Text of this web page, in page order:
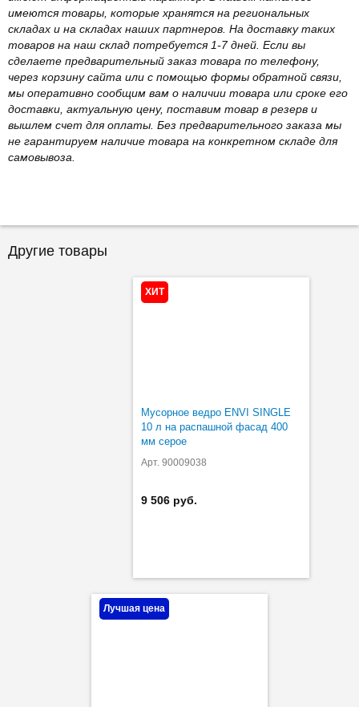
имеются товары, которые хранятся на региональных
складах и на складах наших партнеров. На доставку таких
товаров на наш склад потребуется 1-7 дней. Если вы
сделаете предварительный заказ товара по телефону,
через корзину сайта или с помощью формы обратной связи,
мы оперативно сообщим вам о наличии товара или сроке его
доставки, актуальную цену, поставим товар в резерв и
вышлем счет для оплаты. Без предварительного заказа мы
не гарантируем наличие товара на конкретном складе для
самовывоза.
Другие товары
ХИТ
Мусорное ведро ENVI SINGLE
10 л на распашной фасад 400
мм серое
Арт. 90009038
9 506 руб.
Лучшая цена